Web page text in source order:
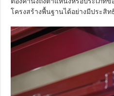
โครงสร้างพื้นฐานได้อย่างมีประสิ